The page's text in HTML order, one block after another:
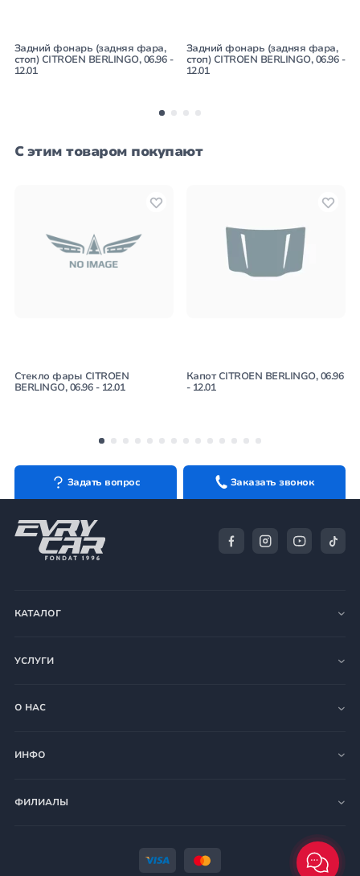
Задний фонарь (задняя фара,
стоп) CITROEN BERLINGO, 06.96 -
12.01
Задний фонарь (задняя фара,
стоп) CITROEN BERLINGO, 06.96 -
12.01
С этим товаром покупают
Стекло фары CITROEN
BERLINGO, 06.96 - 12.01
Капот CITROEN BERLINGO, 06.96
- 12.01
Задать вопрос Заказать звонок
КАТАЛОГ
УСЛУГИ
О НАС
ИНФО
ФИЛИАЛЫ